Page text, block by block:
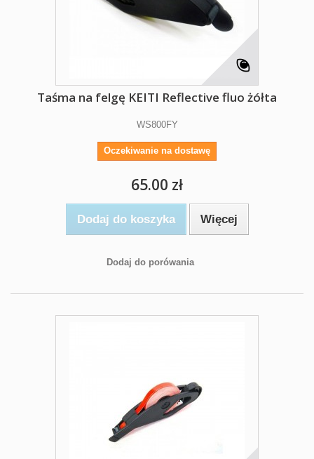
Taśma na felgę KEITI Reflective fluo żółta
WS800FY
Oczekiwanie na dostawę
65.00 zł
Dodaj do koszyka Więcej
Dodaj do porówania